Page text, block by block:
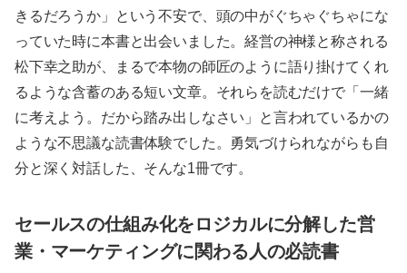
きるだろうか」という不安で、頭の中がぐちゃぐちゃにな
っていた時に本書と出会いました。経営の神様と称される
松下幸之助が、まるで本物の師匠のように語り掛けてくれ
るような含蓄のある短い文章。それらを読むだけで「一緒
に考えよう。だから踏み出しなさい」と言われているかの
ような不思議な読書体験でした。勇気づけられながらも自
分と深く対話した、そんな1冊です。
セールスの仕組み化をロジカルに分解した営
業・マーケティングに関わる人の必読書